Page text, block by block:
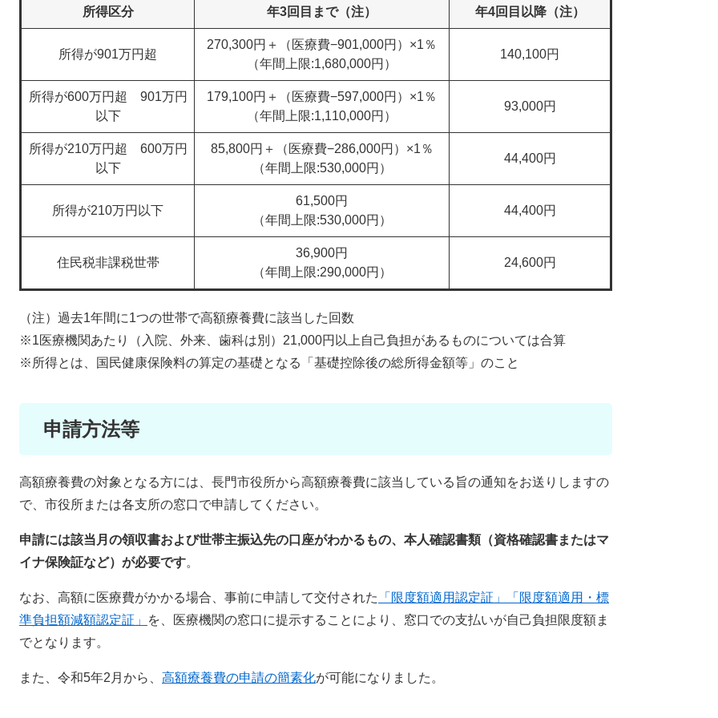
所得区分 年3回目まで（注） 年4回目以降（注）
所得が901万円超
270,300円＋（医療費−901,000円）×1％
（年間上限:1,680,000円）
140,100円
所得が600万円超 901万円
以下
179,100円＋（医療費−597,000円）×1％
​（年間上限:1,110,000円）
93,000円
所得が210万円超 600万円
以下
85,800円＋（医療費−286,000円）×1％
（年間上限:530,000円）
44,400円
所得が210万円以下
61,500円
（年間上限:530,000円）
44,400円
住民税非課税世帯
36,900円
（年間上限:290,000円）
24,600円
（注）過去1年間に1つの世帯で高額療養費に該当した回数
※1医療機関あたり（入院、外来、歯科は別）21,000円以上自己負担があるものについては合算
※所得とは、国民健康保険料の算定の基礎となる「基礎控除後の総所得金額等」のこと
申請方法等
高額療養費の対象となる方には、長門市役所から高額療養費に該当している旨の通知をお送りしますの
で、市役所または各支所の窓口で申請してください。
申請には該当月の領収書および世帯主振込先の口座がわかるもの、本人確認書類（資格確認書またはマ
イナ保険証など）が必要です。
なお、高額に医療費がかかる場合、事前に申請して交付された
「限度額適用認定証」「限度額適用・標
準負担額減額認定証」
を、医療機関の窓口に提示することにより、窓口での支払いが自己負担限度額ま
でとなります。
また、令和5年2月から、 高額療養費の申請の簡素化が可能になりました。